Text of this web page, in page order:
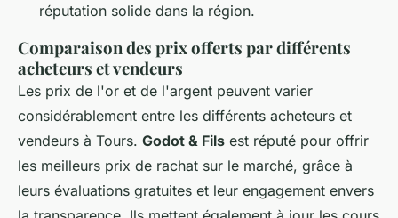
réputation solide dans la région.
Comparaison des prix offerts par différents
acheteurs et vendeurs
Les prix de l'or et de l'argent peuvent varier
considérablement entre les différents acheteurs et
vendeurs à Tours. Godot & Fils est réputé pour offrir
les meilleurs prix de rachat sur le marché, grâce à
leurs évaluations gratuites et leur engagement envers